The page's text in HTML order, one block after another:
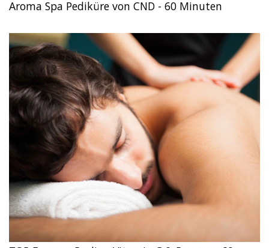
Aroma Spa Pediküre von CND - 60 Minuten